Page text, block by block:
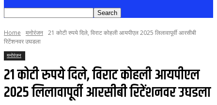
Home मनोरंजन 21 कोटी रुपये दिले, विराट कोहली आयपीएल 2025 लिलावापूर्वी आरसीबी
रिटेंशनवर उघडला
मनोरंजन
21 कोटी रुपये दिले, विराट कोहली आयपीएल
2025 लिलावापूर्वी आरसीबी रिटेंशनवर उघडला